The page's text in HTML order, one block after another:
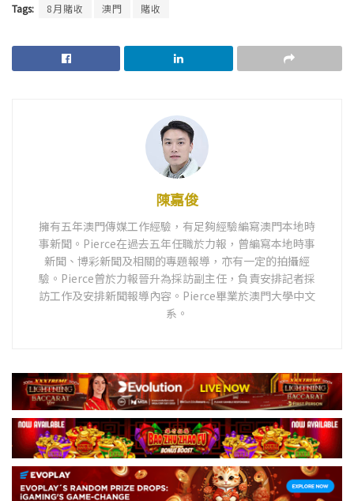
Tags: 8月賭收 澳門 賭收
陳嘉俊
擁有五年澳門傳媒工作經驗，有足夠經驗編寫澳門本地時
事新聞。Pierce在過去五年任職於力報，曾編寫本地時事
新聞、博彩新聞及相關的專題報導，亦有一定的拍攝經
驗。Pierce曾於力報晉升為採訪副主任，負責安排記者採
訪工作及安排新聞報導內容。Pierce畢業於澳門大學中文
系。